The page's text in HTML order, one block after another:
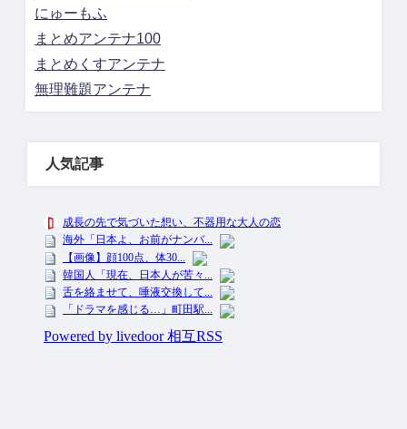
にゅーもふ
まとめアンテナ100
まとめくすアンテナ
無理難題アンテナ
人気記事